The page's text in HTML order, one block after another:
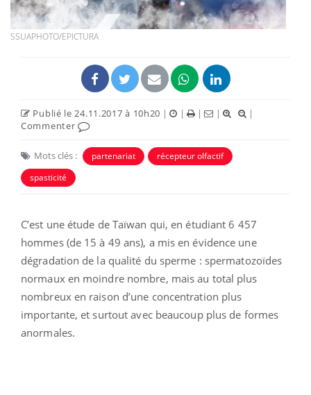
SSUAPHOTO/EPICTURA
Publié le 24.11.2017 à 10h20 | | | |
|
Commenter
Mots clés : partenariat
récepteur olfactif
spasticité
C’est une étude de Taïwan qui, en étudiant 6 457
hommes (de 15 à 49 ans), a mis en évidence une
dégradation de la qualité du sperme : spermatozoïdes
normaux en moindre nombre, mais au total plus
nombreux en raison d’une concentration plus
importante, et surtout avec beaucoup plus de formes
anormales.